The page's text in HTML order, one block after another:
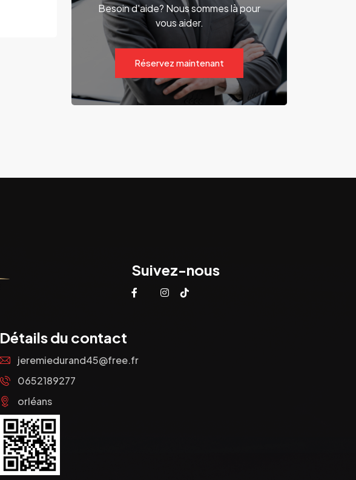
Besoin d'aide? Nous sommes là pour
vous aider.
Réservez maintenant
Suivez-nous
Détails du contact
jeremiedurand45@free.fr
0652189277
orléans